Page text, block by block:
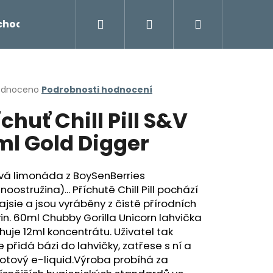
Napište námPřihlášení
Podrobnosti hodnocení
Chill Pill S&V
Gold Digger
limonáda z BoySenBerries
Příchutě Chill Pill pochází
a jsou vyráběny z čistě přírodních
60ml Chubby Gorilla Unicorn lahvička
12ml koncentrátu. Uživatel tak
přidá bázi do lahvičky, zatřese s ní a
e-liquid.Výroba probíhá za
Následující